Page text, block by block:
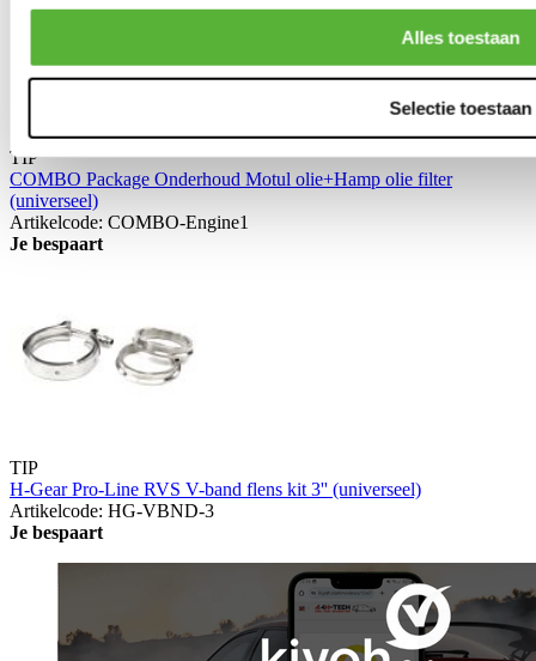
Alles toestaan
Selectie toestaan
TIP
COMBO Package Onderhoud Motul olie+Hamp olie filter
(universeel)
Artikelcode: COMBO-Engine1
Je bespaart
TIP
H-Gear Pro-Line RVS V-band flens kit 3'' (universeel)
Artikelcode: HG-VBND-3
Je bespaart